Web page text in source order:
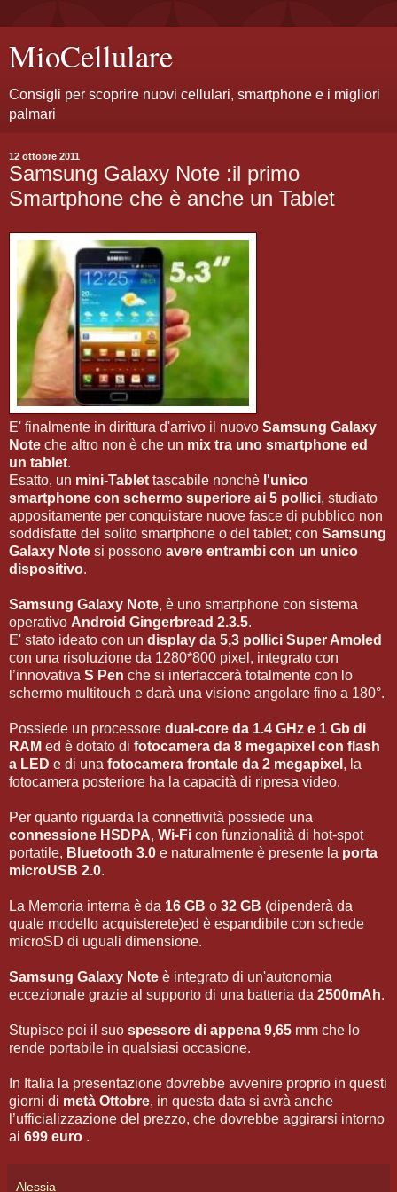
MioCellulare
Consigli per scoprire nuovi cellulari, smartphone e i migliori
palmari
12 ottobre 2011
Samsung Galaxy Note :il primo
Smartphone che è anche un Tablet
E' finalmente in dirittura d'arrivo il nuovo Samsung Galaxy
Note che altro non è che un mix tra uno smartphone ed
un tablet.
Esatto, un mini-Tablet tascabile nonchè l'unico
smartphone con schermo superiore ai 5 pollici, studiato
appositamente per conquistare nuove fasce di pubblico non
soddisfatte del solito smartphone o del tablet; con Samsung
Galaxy Note si possono avere entrambi con un unico
dispositivo.
Samsung Galaxy Note, è uno smartphone con sistema
operativo Android Gingerbread 2.3.5.
E' stato ideato con un display da 5,3 pollici Super Amoled
con una risoluzione da 1280*800 pixel, integrato con
l’innovativa S Pen che si interfaccerà totalmente con lo
schermo multitouch e darà una visione angolare fino a 180°.
Possiede un processore dual-core da 1.4 GHz e 1 Gb di
RAM ed è dotato di fotocamera da 8 megapixel con flash
a LED e di una fotocamera frontale da 2 megapixel , la
fotocamera posteriore ha la capacità di ripresa video.
Per quanto riguarda la connettività possiede una
connessione HSDPA, Wi-Fi con funzionalità di hot-spot
portatile, Bluetooth 3.0 e naturalmente è presente la porta
microUSB 2.0.
La Memoria interna è da 16 GB o 32 GB (dipenderà da
quale modello acquisterete)ed è espandibile con schede
microSD di uguali dimensione.
Samsung Galaxy Note è integrato di un'autonomia
eccezionale grazie al supporto di una batteria da 2500mAh.
Stupisce poi il suo spessore di appena 9,65 mm che lo
rende portabile in qualsiasi occasione.
In Italia la presentazione dovrebbe avvenire proprio in questi
giorni di metà Ottobre, in questa data si avrà anche
l’ufficializzazione del prezzo, che dovrebbe aggirarsi intorno
ai 699 euro .
Alessia